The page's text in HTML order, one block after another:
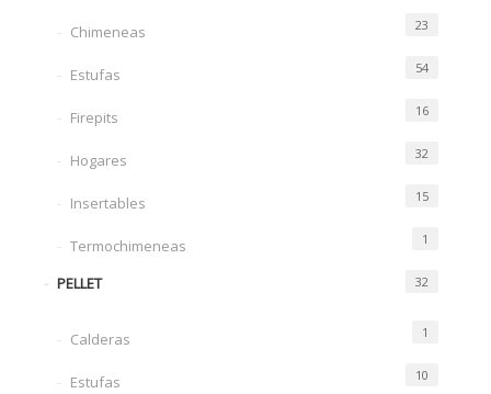
Chimeneas 23
Estufas 54
Firepits 16
Hogares 32
Insertables 15
Termochimeneas 1
PELLET 32
Calderas 1
Estufas 10